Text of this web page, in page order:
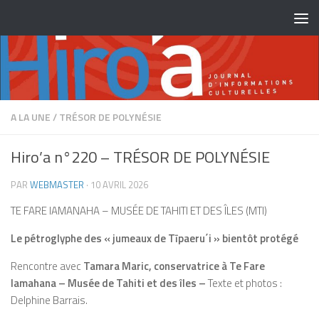
A LA UNE/TRÉSOR DE POLYNÉSIE
Hiro’a n°220 – TRÉSOR DE POLYNÉSIE
PAR WEBMASTER · 10 AVRIL 2026
TE FARE IAMANAHA – MUSÉE DE TAHITI ET DES ÎLES (MTI)
Le pétroglyphe des « jumeaux de Tīpaeru΄i » bientôt protégé
Rencontre avec Tamara Maric, conservatriceàTe Fare
Iamahana – Musée de Tahiti et des îles –Texte et photos :
Delphine Barrais.